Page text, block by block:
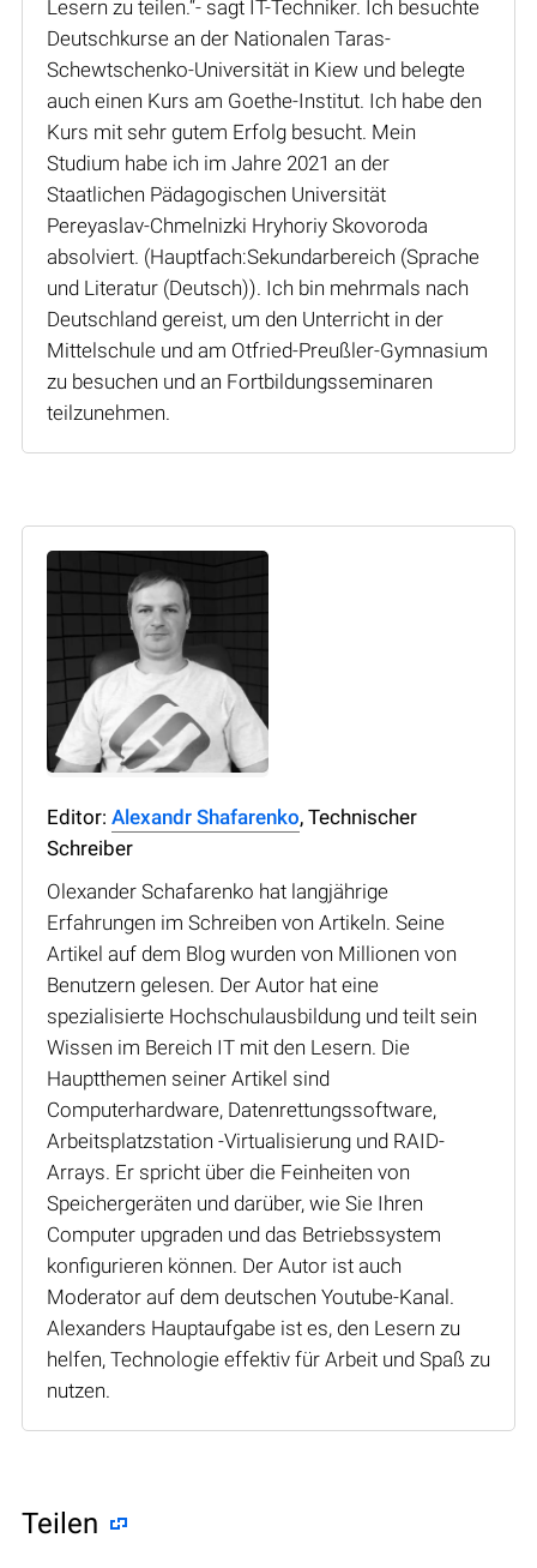
Lesern zu teilen.“- sagt IT-Techniker. Ich besuchte
Deutschkurse an der Nationalen Taras-
Schewtschenko-Universität in Kiew und belegte
auch einen Kurs am Goethe-Institut. Ich habe den
Kurs mit sehr gutem Erfolg besucht. Mein
Studium habe ich im Jahre 2021 an der
Staatlichen Pädagogischen Universität
Pereyaslav-Chmelnizki Hryhoriy Skovoroda
absolviert. (Hauptfach:Sekundarbereich (Sprache
und Literatur (Deutsch)). Ich bin mehrmals nach
Deutschland gereist, um den Unterricht in der
Mittelschule und am Otfried-Preußler-Gymnasium
zu besuchen und an Fortbildungsseminaren
teilzunehmen.
Editor: Alexandr Shafarenko, Technischer
Schreiber
Olexander Schafarenko hat langjährige
Erfahrungen im Schreiben von Artikeln. Seine
Artikel auf dem Blog wurden von Millionen von
Benutzern gelesen. Der Autor hat eine
spezialisierte Hochschulausbildung und teilt sein
Wissen im Bereich IT mit den Lesern. Die
Hauptthemen seiner Artikel sind
Computerhardware, Datenrettungssoftware,
Arbeitsplatzstation -Virtualisierung und RAID-
Arrays. Er spricht über die Feinheiten von
Speichergeräten und darüber, wie Sie Ihren
Computer upgraden und das Betriebssystem
konfigurieren können. Der Autor ist auch
Moderator auf dem deutschen Youtube-Kanal.
Alexanders Hauptaufgabe ist es, den Lesern zu
helfen, Technologie effektiv für Arbeit und Spaß zu
nutzen.
Teilen